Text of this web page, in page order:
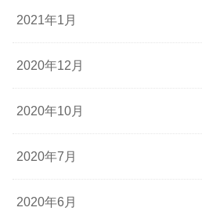
2021年1月
2020年12月
2020年10月
2020年7月
2020年6月